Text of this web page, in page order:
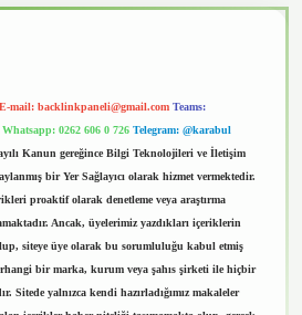
E-mail: backlinkpaneli@gmail.com Teams:
Whatsapp: 0262 606 0 726 Telegram: @karabul
Kanun gereğince Bilgi Teknolojileri ve İletişim
bir Yer Sağlayıcı olarak hizmet vermektedir.
proaktif olarak denetleme veya araştırma
Ancak, üyelerimiz yazdıkları içeriklerin
siteye üye olarak bu sorumluluğu kabul etmiş
bir marka, kurum veya şahıs şirketi ile hiçbir
Sitede yalnızca kendi hazırladığımız makaleler